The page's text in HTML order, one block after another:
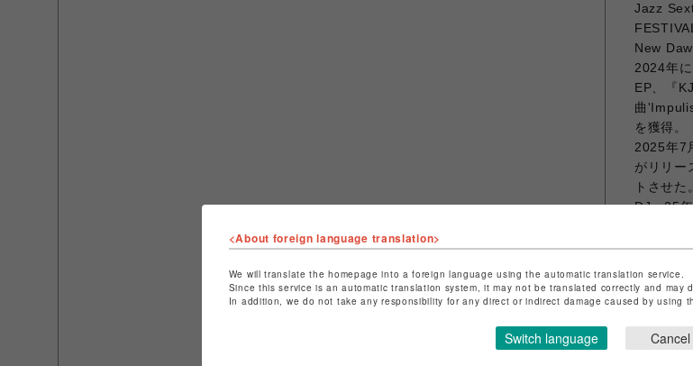
Jazz
New
2024年
EP、『
曲
を獲得。
2025年7
がリリー
トさせ
DJ、25
ゲータ
presents
シェアす
<About foreign language translation>
We will translate the homepage into a foreign language using the automatic translation service.
Since this service is an automatic translation system, it may not be translated correctly and
In addition, we do not take any responsibility for any direct or indirect damage caused by using
Switch language Cancel